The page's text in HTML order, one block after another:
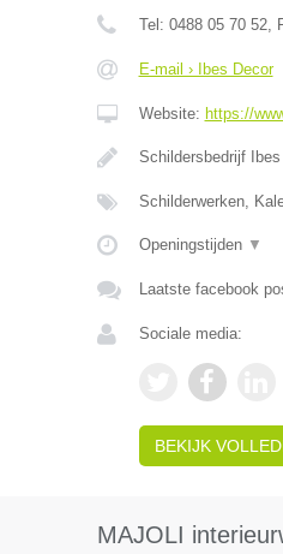
Tel: 0488 05 70 52,
E-mail › Ibes Decor
Website: https://
Schildersbedrijf
Schilderwerken,
Openingstijden ▼
Laatste facebook
Sociale media:
BEKIJK
MAJOLI